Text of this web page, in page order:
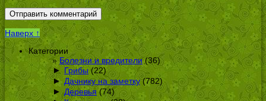
Наверх ↑
Категории
Болезни и вредители(36)
► Грибы(22)
► Дачнику на заметку(782)
► Деревья (74)